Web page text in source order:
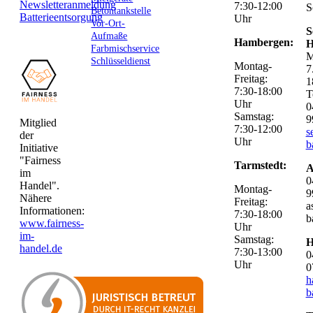
Newsletteranmeldung
Batterieentsorgung
Mitglied
der
Initiative
"Fairness
im
Handel".
Nähere
Informationen:
www.fairness-
im-
handel.de
Betontankstelle
Vor-Ort-
Aufmaße
Farbmischservice
Schlüsseldienst
7:30-12:00
Uhr
Hambergen:
Montag-
Freitag:
7:30-18:00
Uhr
Samstag:
7:30-12:00
Uhr
Tarmstedt:
Montag-
Freitag:
7:30-18:00
Uhr
Samstag:
7:30-13:00
Uhr